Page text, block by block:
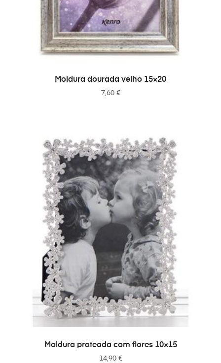
ADICIONAR
Moldura dourada velho 15×20
7,60 €
ADICIONAR
Moldura prateada com flores 10×15
14,90 €